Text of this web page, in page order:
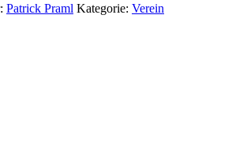
Patrick Praml Kategorie: Verein